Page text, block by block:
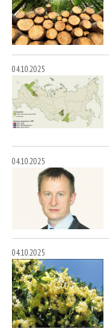
04.10.2025
04.10.2025
04.10.2025